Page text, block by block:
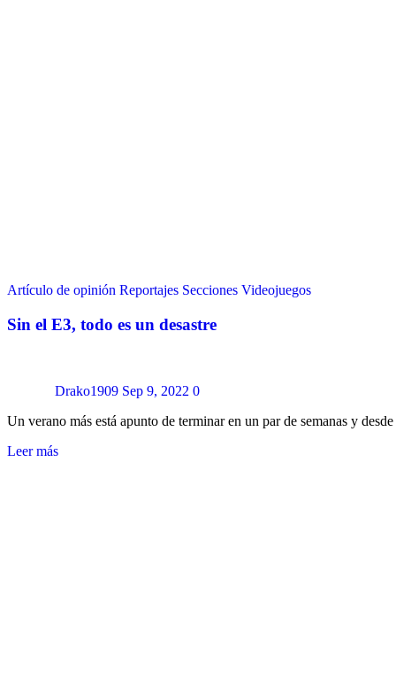
Artículo de opinión Reportajes Secciones Videojuegos
Sin el E3, todo es un desastre
Drako1909 Sep 9, 2022 0
Un verano más está apunto de terminar en un par de semanas y
Leer más